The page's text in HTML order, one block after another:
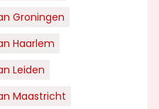
Groningen
Haarlem
Leiden
Maastricht